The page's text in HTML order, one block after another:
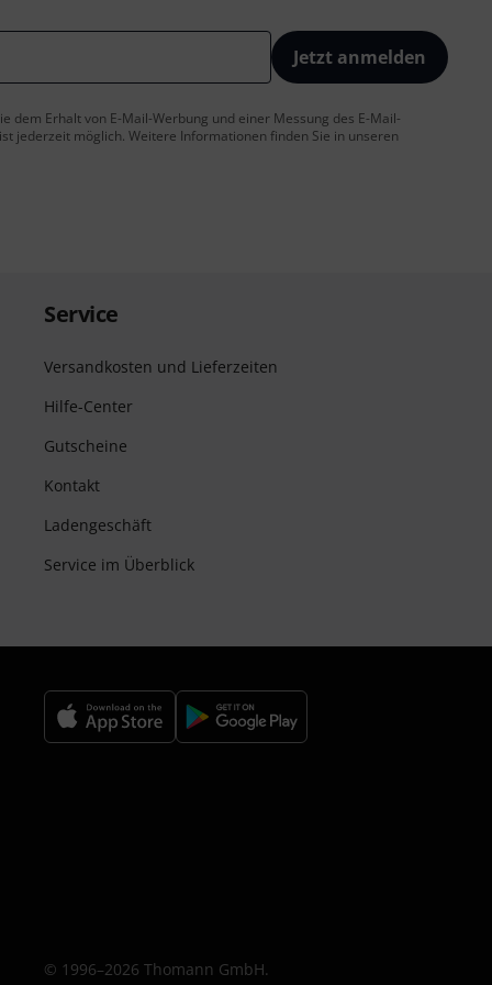
Jetzt anmelden
dem Erhalt von E-Mail-Werbung und einer Messung des E-Mail-
jederzeit möglich. Weitere Informationen finden Sie in unseren
Service
Versandkosten und Lieferzeiten
Hilfe-Center
Gutscheine
Kontakt
Ladengeschäft
Service im Überblick
© 1996–2026 Thomann GmbH.